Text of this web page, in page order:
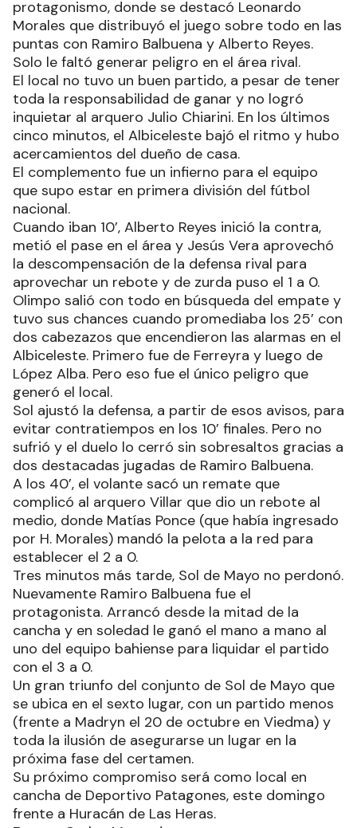
protagonismo, donde se destacó Leonardo
Morales que distribuyó el juego sobre todo en las
puntas con Ramiro Balbuena y Alberto Reyes.
Solo le faltó generar peligro en el área rival.
El local no tuvo un buen partido, a pesar de tener
toda la responsabilidad de ganar y no logró
inquietar al arquero Julio Chiarini. En los últimos
cinco minutos, el Albiceleste bajó el ritmo y hubo
acercamientos del dueño de casa.
El complemento fue un infierno para el equipo
que supo estar en primera división del fútbol
nacional.
Cuando iban 10’, Alberto Reyes inició la contra,
metió el pase en el área y Jesús Vera aprovechó
la descompensación de la defensa rival para
aprovechar un rebote y de zurda puso el 1 a 0.
Olimpo salió con todo en búsqueda del empate y
tuvo sus chances cuando promediaba los 25’ con
dos cabezazos que encendieron las alarmas en el
Albiceleste. Primero fue de Ferreyra y luego de
López Alba. Pero eso fue el único peligro que
generó el local.
Sol ajustó la defensa, a partir de esos avisos, para
evitar contratiempos en los 10’ finales. Pero no
sufrió y el duelo lo cerró sin sobresaltos gracias a
dos destacadas jugadas de Ramiro Balbuena.
A los 40’, el volante sacó un remate que
complicó al arquero Villar que dio un rebote al
medio, donde Matías Ponce (que había ingresado
por H. Morales) mandó la pelota a la red para
establecer el 2 a 0.
Tres minutos más tarde, Sol de Mayo no perdonó.
Nuevamente Ramiro Balbuena fue el
protagonista. Arrancó desde la mitad de la
cancha y en soledad le ganó el mano a mano al
uno del equipo bahiense para liquidar el partido
con el 3 a 0.
Un gran triunfo del conjunto de Sol de Mayo que
se ubica en el sexto lugar, con un partido menos
(frente a Madryn el 20 de octubre en Viedma) y
toda la ilusión de asegurarse un lugar en la
próxima fase del certamen.
Su próximo compromiso será como local en
cancha de Deportivo Patagones, este domingo
frente a Huracán de Las Heras.